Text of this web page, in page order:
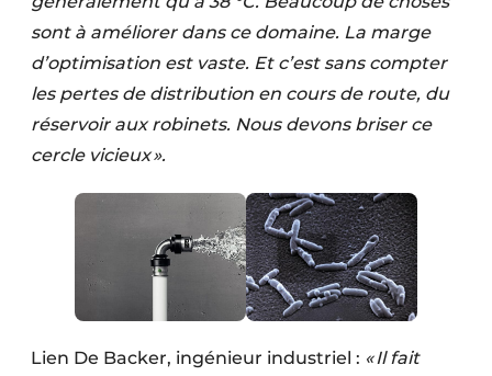
sont à améliorer dans ce domaine. La marge
d’optimisation est vaste. Et c’est sans compter
les pertes de distribution en cours de route, du
réservoir aux robinets. Nous devons briser ce
cercle vicieux ».
Lien De Backer, ingénieur industriel : « Il fait